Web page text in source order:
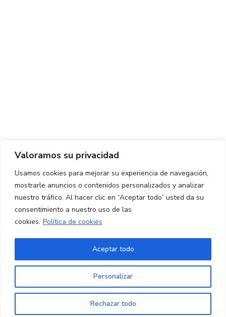
Valoramos su privacidad
Usamos cookies para mejorar su experiencia de navegación,
mostrarle anuncios o contenidos personalizados y analizar
nuestro tráfico. Al hacer clic en “Aceptar todo” usted da su
consentimiento a nuestro uso de las
cookies. Política de cookies
Personalizar
Rechazar todo
Aceptar todo
CONTACTO
Ed. K2M (Planta 1, Oficina 106)
C/ Jordi Girona 1-3
08034 Barcelona (España)
+34 93 405 44 03